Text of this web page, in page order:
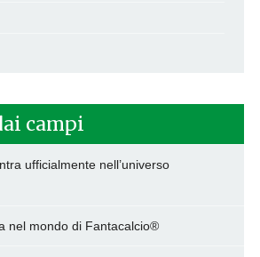
campi
ufficialmente nell’universo
nel mondo di Fantacalcio®